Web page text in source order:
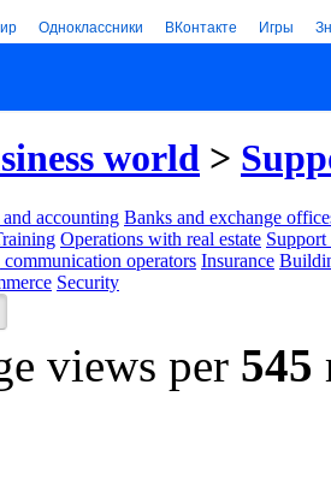
Одноклассники ВКонтакте Игры
world >
accounting Banks and exchange
Operations with real estate Support
operators Insurance
Security
views per 545